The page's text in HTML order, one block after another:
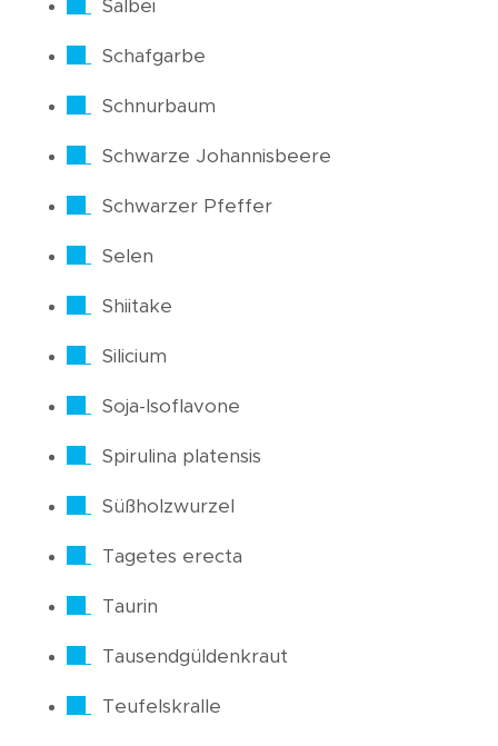
Salbei
Schafgarbe
Schnurbaum
Schwarze Johannisbeere
Schwarzer Pfeffer
Selen
Shiitake
Silicium
Soja-Isoflavone
Spirulina platensis
Süßholzwurzel
Tagetes erecta
Taurin
Tausendgüldenkraut
Teufelskralle